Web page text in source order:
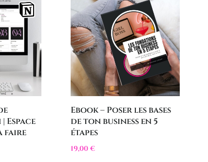
faire
Ebook – Poser les bases
de ton business en 5
étapes
19,00€